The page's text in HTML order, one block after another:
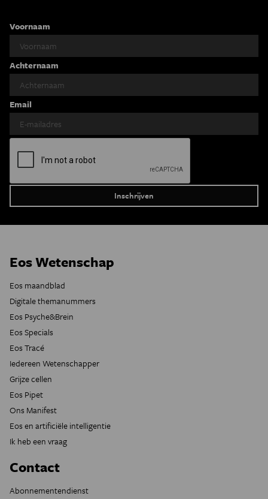
Voornaam
Achternaam
Email
Eos Wetenschap
Eos maandblad
Digitale themanummers
Eos Psyche&Brein
Eos Specials
Eos Tracé
Iedereen Wetenschapper
Grijze cellen
Eos Pipet
Ons Manifest
Eos en artificiële intelligentie
Ik heb een vraag
Contact
Abonnementendienst